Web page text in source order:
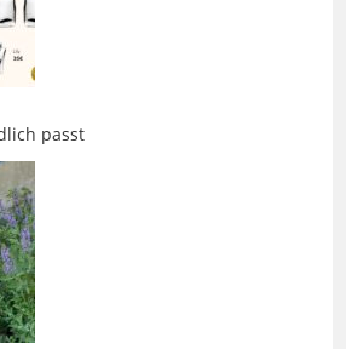
passt
Pause für Gesundheit und